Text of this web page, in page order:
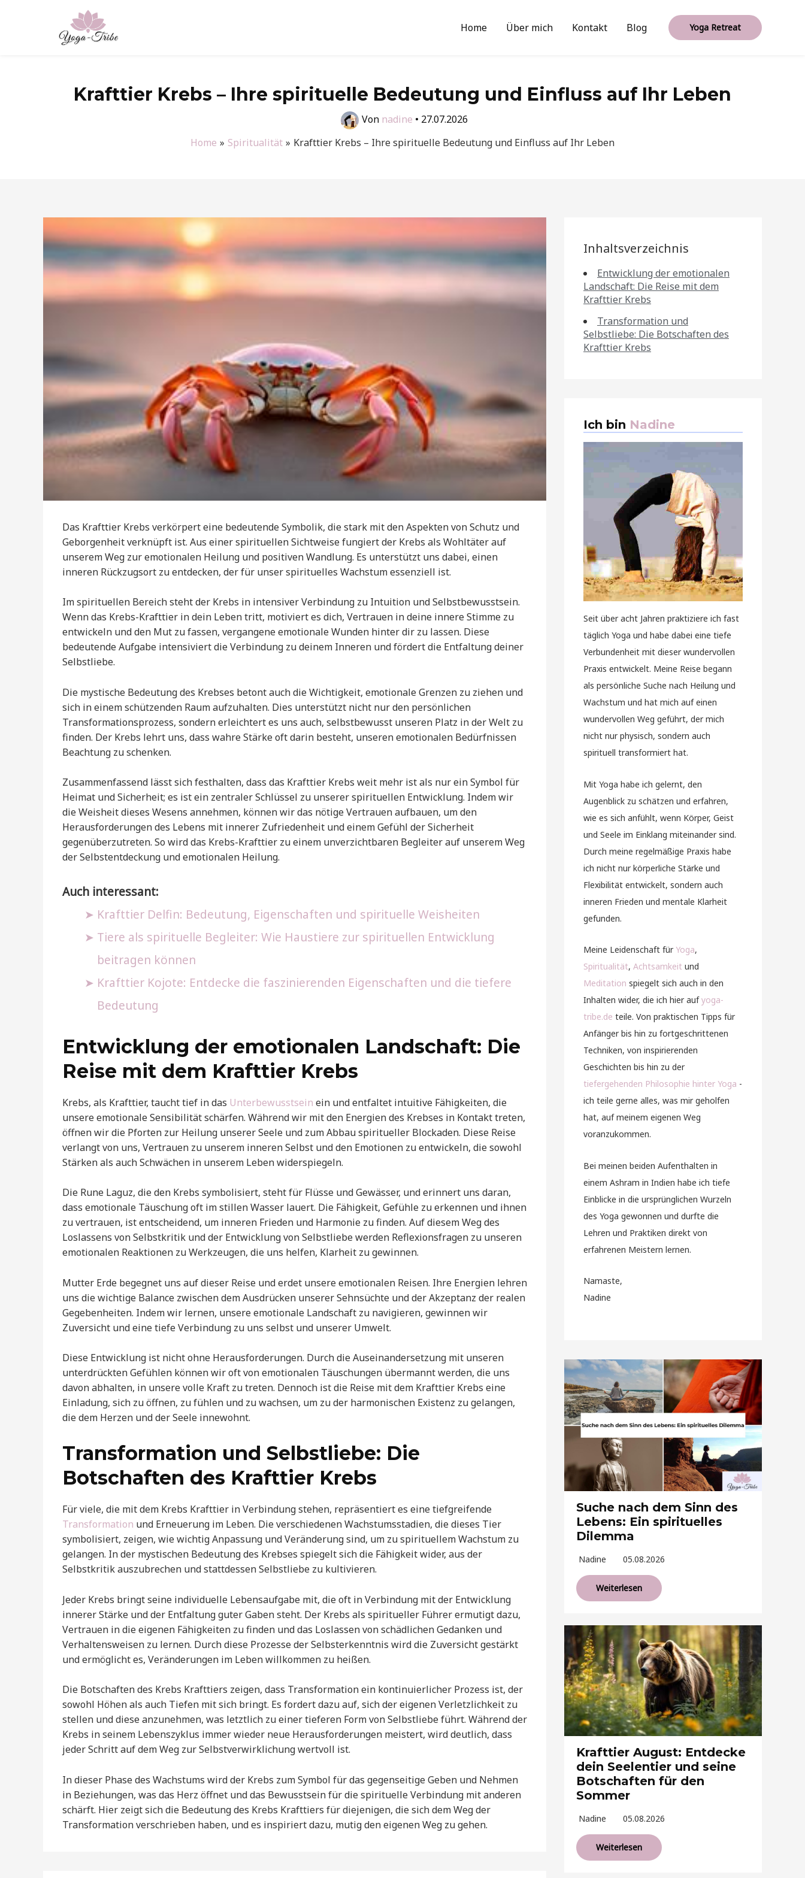
Home Über mich Kontakt Blog Yoga Retreat
Krafttier Krebs – Ihre spirituelle Bedeutung und Einfluss auf Ihr Leben
Von nadine • 27.07.2026
Home
Spiritualität Krafttier Krebs – Ihre spirituelle Bedeutung und Einfluss auf Ihr Leben
Das Krafttier Krebs verkörpert eine bedeutende Symbolik, die stark mit den Aspekten von Schutz und
Geborgenheit verknüpft ist. Aus einer spirituellen Sichtweise fungiert der Krebs als Wohltäter auf
unserem Weg zur emotionalen Heilung und positiven Wandlung. Es unterstützt uns dabei, einen
inneren Rückzugsort zu entdecken, der für unser spirituelles Wachstum essenziell ist.
Im spirituellen Bereich steht der Krebs in intensiver Verbindung zu Intuition und Selbstbewusstsein.
Wenn das Krebs-Krafttier in dein Leben tritt, motiviert es dich, Vertrauen in deine innere Stimme zu
entwickeln und den Mut zu fassen, vergangene emotionale Wunden hinter dir zu lassen. Diese
bedeutende Aufgabe intensiviert die Verbindung zu deinem Inneren und fördert die Entfaltung deiner
Selbstliebe.
Die mystische Bedeutung des Krebses betont auch die Wichtigkeit, emotionale Grenzen zu ziehen und
sich in einem schützenden Raum aufzuhalten. Dies unterstützt nicht nur den persönlichen
Transformationsprozess, sondern erleichtert es uns auch, selbstbewusst unseren Platz in der Welt zu
finden. Der Krebs lehrt uns, dass wahre Stärke oft darin besteht, unseren emotionalen Bedürfnissen
Beachtung zu schenken.
Zusammenfassend lässt sich festhalten, dass das Krafttier Krebs weit mehr ist als nur ein Symbol für
Heimat und Sicherheit; es ist ein zentraler Schlüssel zu unserer spirituellen Entwicklung. Indem wir
die Weisheit dieses Wesens annehmen, können wir das nötige Vertrauen aufbauen, um den
Herausforderungen des Lebens mit innerer Zufriedenheit und einem Gefühl der Sicherheit
gegenüberzutreten. So wird das Krebs-Krafttier zu einem unverzichtbaren Begleiter auf unserem Weg
der Selbstentdeckung und emotionalen Heilung.
Auch interessant:
Krafttier Delfin: Bedeutung, Eigenschaften und spirituelle Weisheiten
Tiere als spirituelle Begleiter: Wie Haustiere zur spirituellen Entwicklung
beitragen können
Krafttier Kojote: Entdecke die faszinierenden Eigenschaften und die tiefere
Bedeutung
Entwicklung der emotionalen Landschaft: Die
Reise mit dem Krafttier Krebs
Krebs, als Krafttier, taucht tief in das Unterbewusstsein ein und entfaltet intuitive Fähigkeiten, die
unsere emotionale Sensibilität schärfen. Während wir mit den Energien des Krebses in Kontakt treten,
öffnen wir die Pforten zur Heilung unserer Seele und zum Abbau spiritueller Blockaden. Diese Reise
verlangt von uns, Vertrauen zu unserem inneren Selbst und den Emotionen zu entwickeln, die sowohl
Stärken als auch Schwächen in unserem Leben widerspiegeln.
Die Rune Laguz, die den Krebs symbolisiert, steht für Flüsse und Gewässer, und erinnert uns daran,
dass emotionale Täuschung oft im stillen Wasser lauert. Die Fähigkeit, Gefühle zu erkennen und ihnen
zu vertrauen, ist entscheidend, um inneren Frieden und Harmonie zu finden. Auf diesem Weg des
Loslassens von Selbstkritik und der Entwicklung von Selbstliebe werden Reflexionsfragen zu unseren
emotionalen Reaktionen zu Werkzeugen, die uns helfen, Klarheit zu gewinnen.
Mutter Erde begegnet uns auf dieser Reise und erdet unsere emotionalen Reisen. Ihre Energien lehren
uns die wichtige Balance zwischen dem Ausdrücken unserer Sehnsüchte und der Akzeptanz der realen
Gegebenheiten. Indem wir lernen, unsere emotionale Landschaft zu navigieren, gewinnen wir
Zuversicht und eine tiefe Verbindung zu uns selbst und unserer Umwelt.
Diese Entwicklung ist nicht ohne Herausforderungen. Durch die Auseinandersetzung mit unseren
unterdrückten Gefühlen können wir oft von emotionalen Täuschungen übermannt werden, die uns
davon abhalten, in unsere volle Kraft zu treten. Dennoch ist die Reise mit dem Krafttier Krebs eine
Einladung, sich zu öffnen, zu fühlen und zu wachsen, um zu der harmonischen Existenz zu gelangen,
die dem Herzen und der Seele innewohnt.
Transformation und Selbstliebe: Die
Botschaften des Krafttier Krebs
Für viele, die mit dem Krebs Krafttier in Verbindung stehen, repräsentiert es eine tiefgreifende
Transformation und Erneuerung im Leben. Die verschiedenen Wachstumsstadien, die dieses Tier
symbolisiert, zeigen, wie wichtig Anpassung und Veränderung sind, um zu spirituellem Wachstum zu
gelangen. In der mystischen Bedeutung des Krebses spiegelt sich die Fähigkeit wider, aus der
Selbstkritik auszubrechen und stattdessen Selbstliebe zu kultivieren.
Jeder Krebs bringt seine individuelle Lebensaufgabe mit, die oft in Verbindung mit der Entwicklung
innerer Stärke und der Entfaltung guter Gaben steht. Der Krebs als spiritueller Führer ermutigt dazu,
Vertrauen in die eigenen Fähigkeiten zu finden und das Loslassen von schädlichen Gedanken und
Verhaltensweisen zu lernen. Durch diese Prozesse der Selbsterkenntnis wird die Zuversicht gestärkt
und ermöglicht es, Veränderungen im Leben willkommen zu heißen.
Die Botschaften des Krebs Krafttiers zeigen, dass Transformation ein kontinuierlicher Prozess ist, der
sowohl Höhen als auch Tiefen mit sich bringt. Es fordert dazu auf, sich der eigenen Verletzlichkeit zu
stellen und diese anzunehmen, was letztlich zu einer tieferen Form von Selbstliebe führt. Während der
Krebs in seinem Lebenszyklus immer wieder neue Herausforderungen meistert, wird deutlich, dass
jeder Schritt auf dem Weg zur Selbstverwirklichung wertvoll ist.
In dieser Phase des Wachstums wird der Krebs zum Symbol für das gegenseitige Geben und Nehmen
in Beziehungen, was das Herz öffnet und das Bewusstsein für die spirituelle Verbindung mit anderen
schärft. Hier zeigt sich die Bedeutung des Krebs Krafttiers für diejenigen, die sich dem Weg der
Transformation verschrieben haben, und es inspiriert dazu, mutig den eigenen Weg zu gehen.
Inhaltsverzeichnis
Entwicklung der emotionalen
Landschaft: Die Reise mit dem
Krafttier Krebs
Transformation und
Selbstliebe: Die Botschaften des
Krafttier Krebs
Ich bin Nadine
Seit über acht Jahren praktiziere ich fast
täglich Yoga und habe dabei eine tiefe
Verbundenheit mit dieser wundervollen
Praxis entwickelt. Meine Reise begann
als persönliche Suche nach Heilung und
Wachstum und hat mich auf einen
wundervollen Weg geführt, der mich
nicht nur physisch, sondern auch
spirituell transformiert hat.
Mit Yoga habe ich gelernt, den
Augenblick zu schätzen und erfahren,
wie es sich anfühlt, wenn Körper, Geist
und Seele im Einklang miteinander sind.
Durch meine regelmäßige Praxis habe
ich nicht nur körperliche Stärke und
Flexibilität entwickelt, sondern auch
inneren Frieden und mentale Klarheit
gefunden.
Meine Leidenschaft für Yoga,
Spiritualität, Achtsamkeit und
Meditation spiegelt sich auch in den
Inhalten wider, die ich hier aufyoga-
tribe.de teile. Von praktischen Tipps für
Anfänger bis hin zu fortgeschrittenen
Techniken, von inspirierenden
Geschichten bis hin zu der
tiefergehenden Philosophie hinter Yoga -
ich teile gerne alles, was mir geholfen
hat, auf meinem eigenen Weg
voranzukommen.
Bei meinen beiden Aufenthalten in
einem Ashram in Indien habe ich tiefe
Einblicke in die ursprünglichen Wurzeln
des Yoga gewonnen und durfte die
Lehren und Praktiken direkt von
erfahrenen Meistern lernen.
Namaste,
Nadine
Suche nach dem Sinn des
Lebens: Ein spirituelles
Dilemma
Nadine 05.08.2026
Weiterlesen
Krafttier August: Entdecke
dein Seelentier und seine
Botschaften für den
Sommer
Nadine 05.08.2026
Weiterlesen